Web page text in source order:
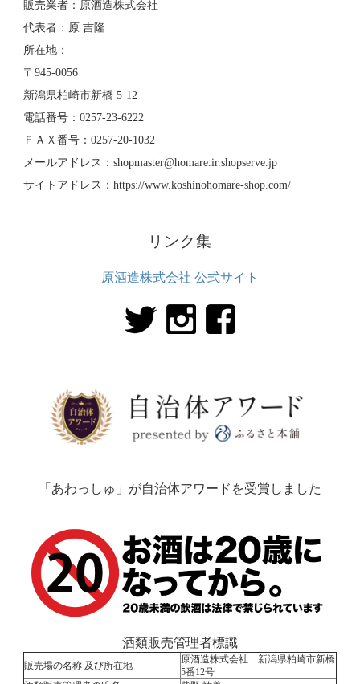
販売業者：原酒造株式会社
代表者：原 吉隆
所在地：
〒945-0056
新潟県柏崎市新橋 5-12
電話番号：0257-23-6222
ＦＡＸ番号：0257-20-1032
メールアドレス：shopmaster@homare.ir.shopserve.jp
サイトアドレス：https://www.koshinohomare-shop.com/
リンク集
原酒造株式会社 公式サイト
「あわっしゅ」が自治体アワードを受賞しました
酒類販売管理者標識
販売場の名称 及び所在地
原酒造株式会社 新潟県柏崎市新橋
5番12号